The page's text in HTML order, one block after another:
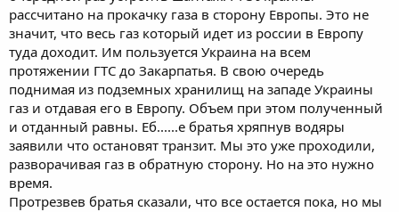
рассчитано на прокачку газа в сторону Европы. Это не
значит, что весь газ который идет из россии в Европу
туда доходит. Им пользуется Украина на всем
протяжении ГТС до Закарпатья. В свою очередь
поднимая из подземных хранилищ на западе Украины
газ и отдавая его в Европу. Объем при этом полученный
и отданный равны. Еб......е братья хряпнув водяры
заявили что остановят транзит. Мы это уже проходили,
разворачивая газ в обратную сторону. Но на это нужно
время.
Протрезвев братья сказали, что все остается пока, но мы